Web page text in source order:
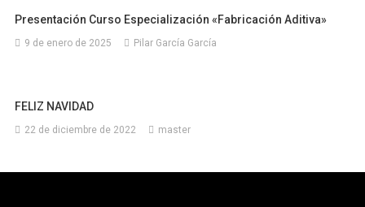
Presentación Curso Especialización «Fabricación Aditiva»
9 de enero de 2025 Pilar García García
FELIZ NAVIDAD
22 de diciembre de 2022 master